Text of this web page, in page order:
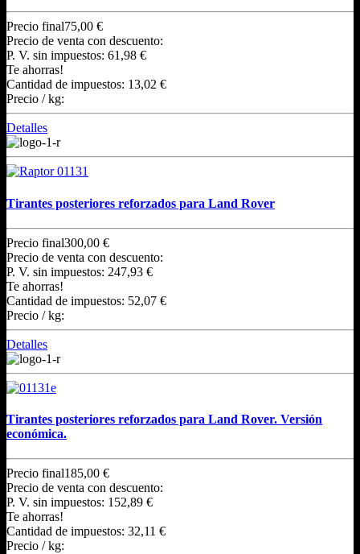
Precio final75,00 €
Precio de venta con descuento:
P. V. sin impuestos: 61,98 €
Te ahorras!
Cantidad de impuestos: 13,02 €
Precio / kg:
Detalles
Tirantes posteriores reforzados para Land Rover
Precio final300,00 €
Precio de venta con descuento:
P. V. sin impuestos: 247,93 €
Te ahorras!
Cantidad de impuestos: 52,07 €
Precio / kg:
Detalles
Tirantes posteriores reforzados para Land Rover. Versión
económica.
Precio final185,00 €
Precio de venta con descuento:
P. V. sin impuestos: 152,89 €
Te ahorras!
Cantidad de impuestos: 32,11 €
Precio / kg: